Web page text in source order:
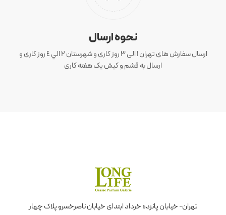
نحوه ارسال
ارسال سفارش های تهران 1 الی 3 روز کاری و شهرستان ٢ الي ٤ روز کاری و
ارسال به قشم و کیش یک هفته کاری
تهران- خیابان پانزده خرداد ابتدای خیابان ناصرخسرو پلاک چهار